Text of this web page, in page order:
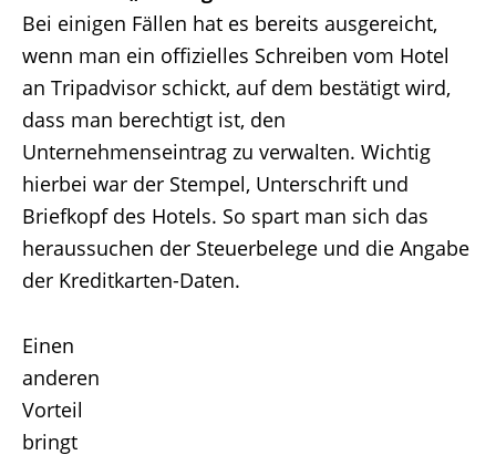
Bei einigen Fällen hat es bereits ausgereicht,
wenn man ein offizielles Schreiben vom Hotel
an Tripadvisor schickt, auf dem bestätigt wird,
dass man berechtigt ist, den
Unternehmenseintrag zu verwalten. Wichtig
hierbei war der Stempel, Unterschrift und
Briefkopf des Hotels. So spart man sich das
heraussuchen der Steuerbelege und die Angabe
der Kreditkarten-Daten.
Einen
anderen
Vorteil
bringt